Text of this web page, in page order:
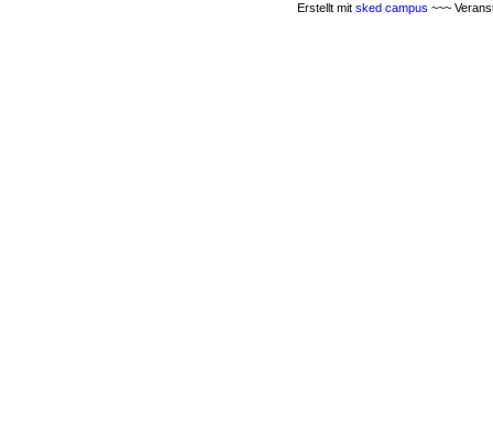
Erstellt mit sked campus ~~~